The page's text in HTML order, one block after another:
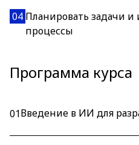
04 Планировать задачи
процессы
Программа курса
01Введение в ИИ для